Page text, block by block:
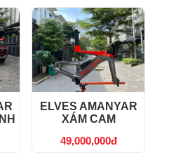
ELVES AMANYAR
XÁM CAM
49,000,000đ